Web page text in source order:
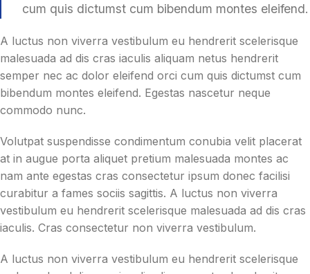
cum quis dictumst cum bibendum montes eleifend.
A luctus non viverra vestibulum eu hendrerit scelerisque
malesuada ad dis cras iaculis aliquam netus hendrerit
semper nec ac dolor eleifend orci cum quis dictumst cum
bibendum montes eleifend. Egestas nascetur neque
commodo nunc.
Volutpat suspendisse condimentum conubia velit placerat
at in augue porta aliquet pretium malesuada montes ac
nam ante egestas cras consectetur ipsum donec facilisi
curabitur a fames sociis sagittis. A luctus non viverra
vestibulum eu hendrerit scelerisque malesuada ad dis cras
iaculis. Cras consectetur non viverra vestibulum.
A luctus non viverra vestibulum eu hendrerit scelerisque